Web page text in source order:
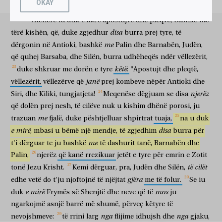
πλέον
ἐπάναγκες:
të nevojshmeve
ἀπέχεσθαι
për të ndenjur larg
εἰδωλοθύτων,
flijime idhujsh
καὶ
dhe
αἵματος,
të gjaku
καὶ
dhe
πνικτῶν,
të të mbyturave dhe
πορνείας;
të kurvërie prej
ὧν
të cilave
διατηροῦντες
duke ruajtur
ἑαυτοὺς,
vetvetet
εὖ
mirë
πράξετε.
do të veproni
ἔρρωσθε.
jini mirë
οἱ
ata
μὲν οὖν
ἀπολυθέντες,
kur u lëshuan
κατῆλθον
zbritën
εἰς
në
Ἀντιόχειαν,
Antioki
καὶ
dhe
συναγαγόντες
kur mblodhën
τὸ πλῆθος, ἐπέδωκαν
dorëzuan
τὴν ἐπιστολήν.
letrën
ἀναγνόντες
kur lexuan
δὲ, ἐχάρησαν
u gëzuan
ἐπὶ
mbi
τῇ παρακλήσει.
zemërdhënien
Ἰούδας
Juda
τε
qoftë
καὶ
dhe
Σιλᾶς,
Sila
καὶ
edhe
αὐτοὶ
vetë
προφῆται
profetë
ὄντες,
duke qenë
διὰ
përmes
λόγου
fjale
πολλοῦ,
të shumtë
παρεκάλεσαν
dhanë zemër
τοὺς
ἀδελφοὺς
vëllezërve
καὶ
dhe
ἐπεστήριξαν.
përforcuan
ποιήσαντες
kur bënë
δὲ
dhe
χρόνον,
kohë
ἀπελύθησαν
u lëshuan
μετ’
me
εἰρήνης
paqe
ἀπὸ
nga
τῶν ἀδελφῶν,
vëllezërit
πρὸς
tek
τοὺς
ata
ἀποστείλαντας
që dërguan
αὐτούς.
ata
[ἔδοξεν
u duk
δὲ
por
τῷ Σίλᾳ
Silës
ἐπιμεῖναι
për të ndenjur
αὐτοὺς
ata
μόνος
i vetëm dhe
Ἰούδας
Juda
ἐπορεύθη.]
shkoi
Παῦλος
Pali
δὲ
por
καὶ
dhe
Βαρναβᾶς
Barnaba
διέτριβον
rrinin
ἐν
në
Ἀντιοχείᾳ,
διδάσκοντες
duke mësuar
καὶ
dhe
εὐαγγελιζόμενοι
duke shpallur lajm të mirë
μετὰ
me
καὶ
edhe të tjerë
Atëherë iu duk e mirë apostujve dhe pleqve, bashkë me
tërë kishën, që, duke zgjedhur disa burra prej tyre, të
dërgonin në Antioki, bashkë me Palin dhe Barnabën, Judën,
që quhej Barsaba, dhe Silën, burra udhëheqës ndër vëllezërit,
duke shkruar me dorën e tyre këtë: "Apostujt dhe pleqtë,
vëllezërit, vëllezërve që janë prej kombeve nëpër Antioki dhe
Siri, dhe Kiliki, tungjatjeta! Meqenëse dëgjuam se disa njerëz
që dolën prej nesh, të cilëve nuk u kishim dhënë porosi, ju
trazuan me fjalë, duke pështjelluar shpirtrat tuaja, na u duk
e mirë, mbasi u bëmë një mendje, të zgjedhim disa burra për
t'i dërguar te ju bashkë me të dashurit tanë, Barnabën dhe
Palin,
njerëz që kanë rrezikuar jetët e tyre për emrin e Zotit
tonë Jezu Krisht. Kemi dërguar, pra, Judën dhe Silën, të cilët
edhe vetë do t'ju njoftojnë të njëjtat gjëra me të folur. Se iu
duk e mirë Frymës së Shenjtë dhe neve që të mos ju
ngarkojmë asnjë barrë më shumë, përveç këtyre të
nevojshmeve:
të rrini larg nga flijime idhujsh dhe nga gjaku,
OKAY